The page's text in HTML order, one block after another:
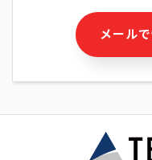
・本サービス及び本サ
サービス又は商品等の
・個人(法人の場合は担
計情報の作成および利用
メール